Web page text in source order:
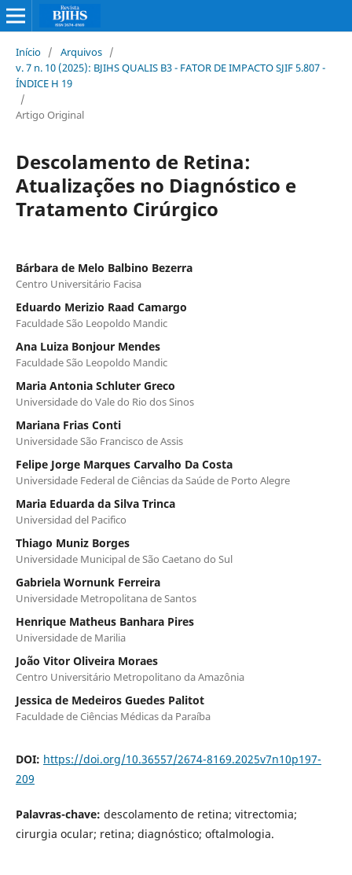
Início / Arquivos /
v. 7 n. 10 (2025): BJIHS QUALIS B3 - FATOR DE IMPACTO SJIF 5.807 -
ÍNDICE H 19
/
Artigo Original
Descolamento de Retina:
Atualizações no Diagnóstico e
Tratamento Cirúrgico
Bárbara de Melo Balbino Bezerra
Centro Universitário Facisa
Eduardo Merizio Raad Camargo
Faculdade São Leopoldo Mandic
Ana Luiza Bonjour Mendes
Faculdade São Leopoldo Mandic
Maria Antonia Schluter Greco
Universidade do Vale do Rio dos Sinos
Mariana Frias Conti
Universidade São Francisco de Assis
Felipe Jorge Marques Carvalho Da Costa
Universidade Federal de Ciências da Saúde de Porto Alegre
Maria Eduarda da Silva Trinca
Universidad del Pacifico
Thiago Muniz Borges
Universidade Municipal de São Caetano do Sul
Gabriela Wornunk Ferreira
Universidade Metropolitana de Santos
Henrique Matheus Banhara Pires
Universidade de Marilia
João Vitor Oliveira Moraes
Centro Universitário Metropolitano da Amazônia
Jessica de Medeiros Guedes Palitot
Faculdade de Ciências Médicas da Paraíba
DOI: https://doi.org/10.36557/2674-8169.2025v7n10p197-
209
Palavras-chave: descolamento de retina; vitrectomia;
cirurgia ocular; retina; diagnóstico; oftalmologia.